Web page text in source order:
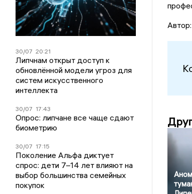
30/07 20:21
Липчнам открыт доступ к
обновлённой модели угроз для
систем искусственного
интеллекта
30/07 17:43
Опрос: липчане все чаще сдают
биометрию
30/07 17:15
Поколение Альфа диктует
спрос: дети 7–14 лет влияют на
выбор большинства семейных
покупок
Автор: